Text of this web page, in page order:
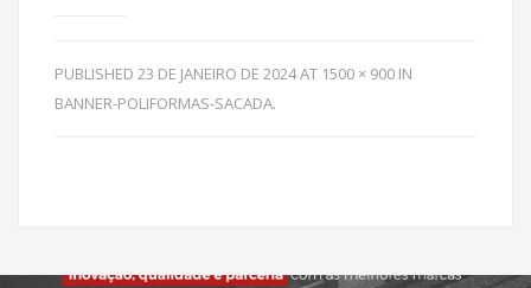
PUBLISHED 23 DE JANEIRO DE 2024AT 1500 × 900 IN
BANNER-POLIFORMAS-SACADA.